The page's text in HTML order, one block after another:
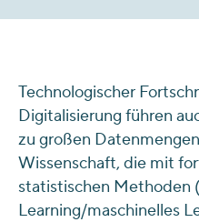
Technologischer
Digitalisierung führen
zu großen
Wissenschaft, die mit
statistischen Methoden
Learning/maschinelles